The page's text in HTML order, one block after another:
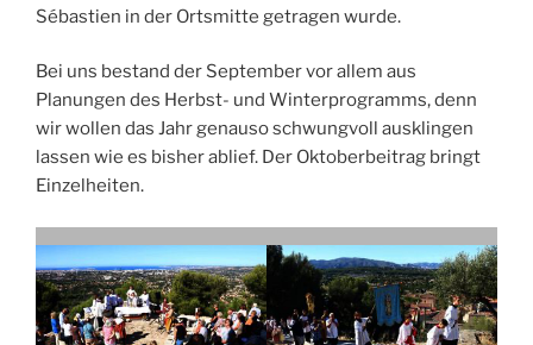
Sébastien in der Ortsmitte getragen wurde.
Bei uns bestand der September vor allem aus
Planungen des Herbst- und Winterprogramms, denn
wir wollen das Jahr genauso schwungvoll ausklingen
lassen wie es bisher ablief. Der Oktoberbeitrag bringt
Einzelheiten.